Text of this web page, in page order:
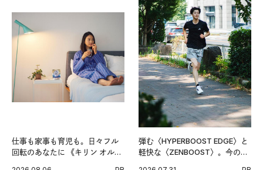
仕事も家事も育児も。日々フル
回転のあなたに 《キリン オルニ
弾む〈HYPERBOOST EDGE〉と
軽快な〈ZENBOOST〉。今の時